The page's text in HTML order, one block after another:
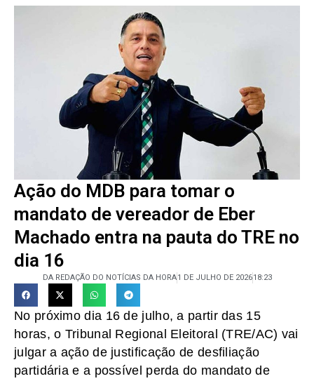
Ação do MDB para tomar o
mandato de vereador de Eber
Machado entra na pauta do TRE no
dia 16
DA REDAÇÃO DO NOTÍCIAS DA HORA1 DE JULHO DE 202618:23
No próximo dia 16 de julho, a partir das 15
horas, o Tribunal Regional Eleitoral (TRE/AC) vai
julgar a ação de justificação de desfiliação
partidária e a possível perda do mandato de